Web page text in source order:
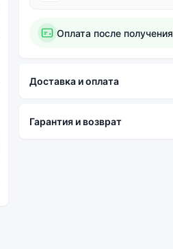
Оплата после получения
Доставка и оплата
Гарантия и возврат